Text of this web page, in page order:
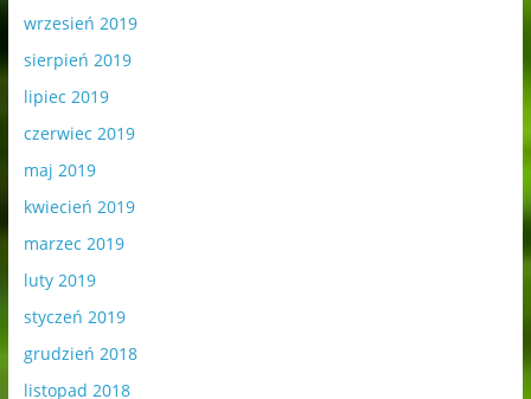
wrzesień 2019
sierpień 2019
lipiec 2019
czerwiec 2019
maj 2019
kwiecień 2019
marzec 2019
luty 2019
styczeń 2019
grudzień 2018
listopad 2018